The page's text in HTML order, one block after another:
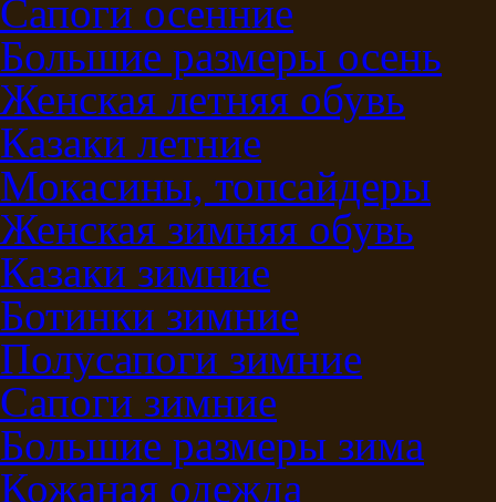
Сапоги осенние
Большие размеры осень
Женская летняя обувь
Казаки летние
Мокасины, топсайдеры
Женская зимняя обувь
Казаки зимние
Ботинки зимние
Полусапоги зимние
Сапоги зимние
Большие размеры зима
Кожаная одежда